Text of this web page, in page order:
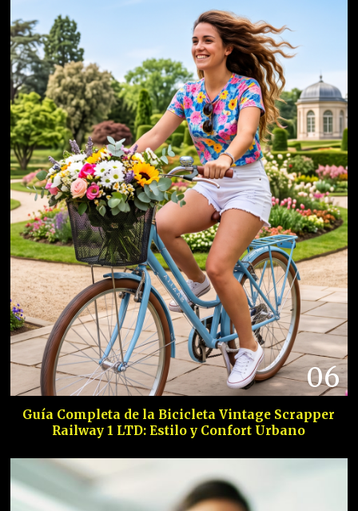
06
Guía Completa de la Bicicleta Vintage Scrapper
Railway 1 LTD: Estilo y Confort Urbano